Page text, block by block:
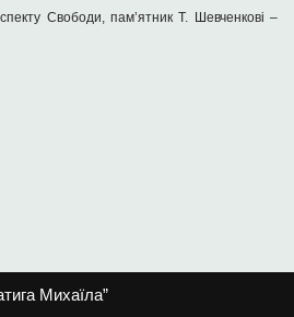
Свободи, пам’ятник Т. Шевченкові –
Михаїла”